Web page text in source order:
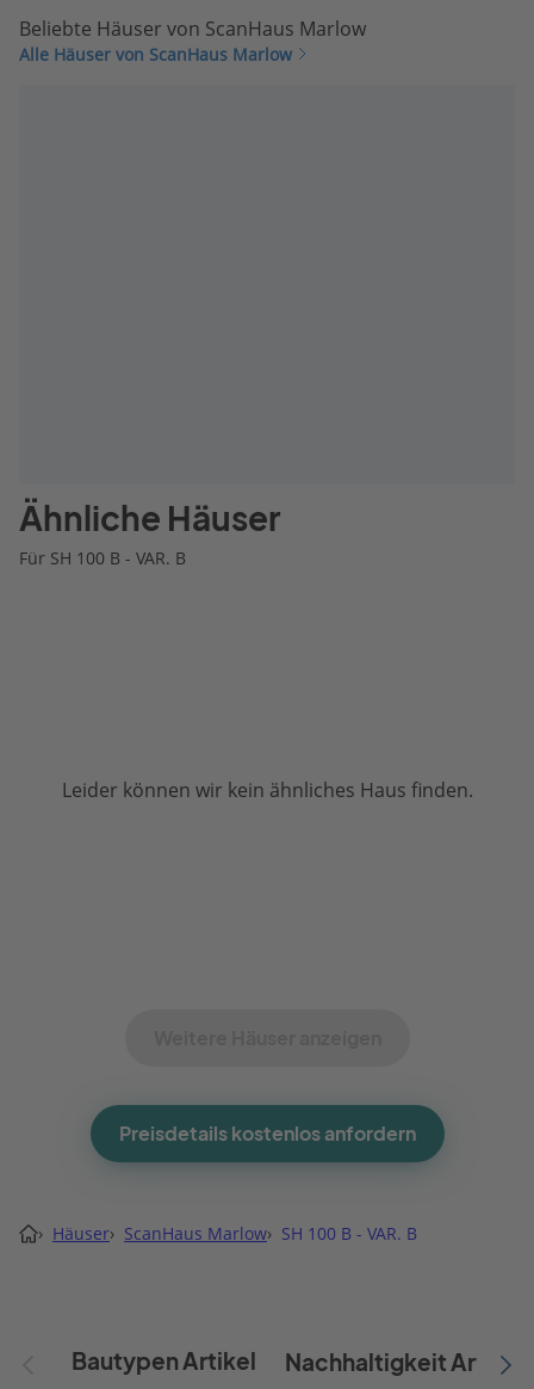
Beliebte Häuser von ScanHaus Marlow
Alle Häuser von ScanHaus Marlow
Ähnliche Häuser
Für SH 100 B - VAR. B
Leider können wir kein ähnliches Haus finden.
Preisdetails kostenlos anfordern
› Häuser› ScanHaus Marlow› SH 100 B - VAR. B
Bautypen Artikel Nachhaltigkeit Artikel